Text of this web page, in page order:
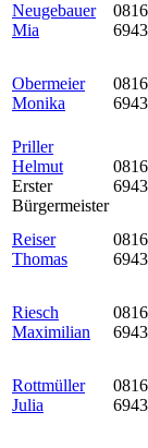
Neugebauer
Mia
Obermeier
Monika
Priller
Helmut
Erster
Bürgermeister
Reiser
Thomas
Riesch
Maximilian
Rottmüller
Julia